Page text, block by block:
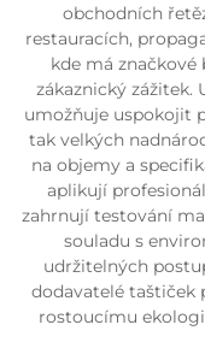
obchodních
restauracích,
kde má
zákaznický
umožňuje uspokojit
tak velkých
na objemy a
aplikují
zahrnují testování
souladu s
udržitelných
dodavatelé taštiček
rostoucímu